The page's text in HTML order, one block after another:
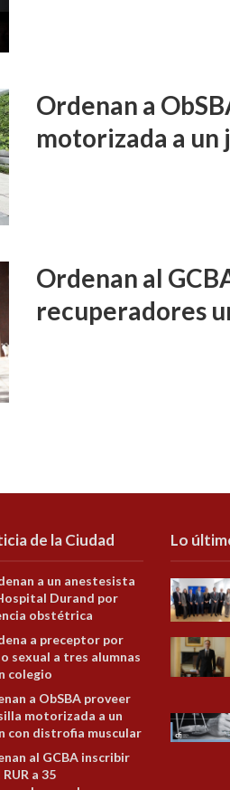
Ordenan a
motorizada a
Ordenan al
recuperadores
de la Ciudad
a un anestesista
Durand por
obstétrica
a preceptor por
sexual a tres alumnas
colegio
a ObSBA proveer
motorizada a un
con distrofia muscular
al GCBA inscribir
RUR a 35
Lo